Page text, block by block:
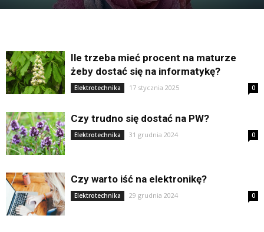
Ile trzeba mieć procent na maturze
żeby dostać się na informatykę?
Elektrotechnika 17 stycznia 2025 0
Czy trudno się dostać na PW?
Elektrotechnika 31 grudnia 2024 0
Czy warto iść na elektronikę?
Elektrotechnika 29 grudnia 2024 0